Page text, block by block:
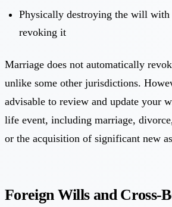
Physically destroying the will
revoking it
Marriage does not automatically
unlike some other jurisdictions.
advisable to review and update your
life event, including marriage,
or the acquisition of significant new
Foreign Wills and Cross-